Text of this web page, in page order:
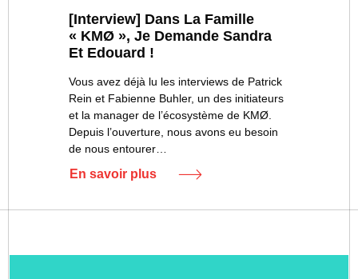
[Interview] Dans La Famille
« KMØ », Je Demande Sandra
Et Edouard !
Vous avez déjà lu les interviews de Patrick
Rein et Fabienne Buhler, un des initiateurs
et la manager de l’écosystème de KMØ.
Depuis l’ouverture, nous avons eu besoin
de nous entourer…
En savoir plus